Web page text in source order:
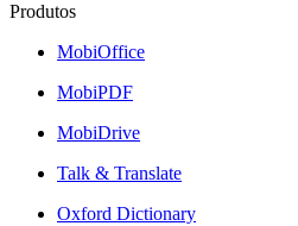
Produtos
MobiOffice
MobiPDF
MobiDrive
Talk & Translate
Oxford Dictionary